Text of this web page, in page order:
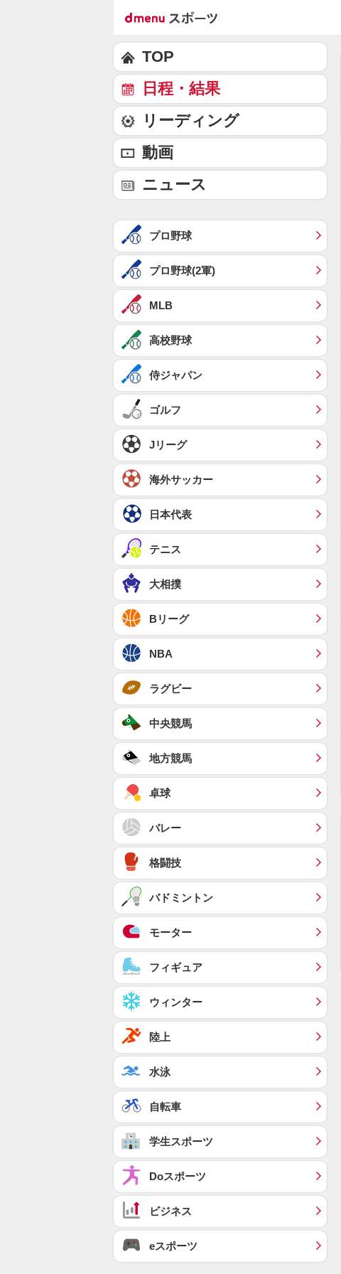
TOP
日程・結果
リーディング
動画
ニュース
プロ野球
プロ野球(2軍)
MLB
高校野球
侍ジャパン
ゴルフ
Jリーグ
海外サッカー
日本代表
テニス
大相撲
Bリーグ
NBA
ラグビー
中央競馬
地方競馬
卓球
バレー
格闘技
バドミントン
モーター
フィギュア
ウィンター
陸上
水泳
自転車
学生スポーツ
Doスポーツ
ビジネス
eスポーツ